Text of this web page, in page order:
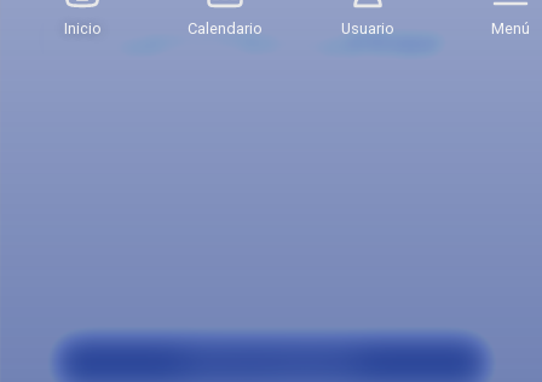
Curricular
Inicio Calendario Usuario Menú